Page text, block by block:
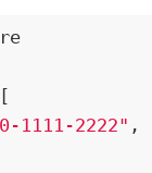
re
1111-2222" ,